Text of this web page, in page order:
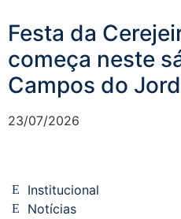
Festa da
começa neste
Campos do
23/07/2026
Institucional
Notícias